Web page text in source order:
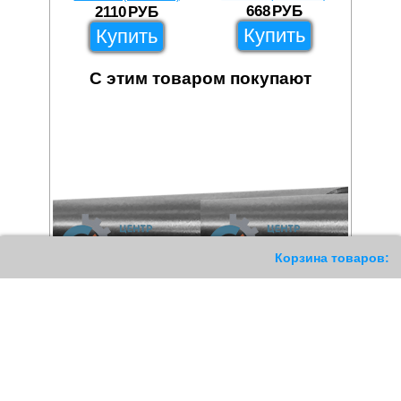
Корзина товаров:
2110РУБ
Купить
668РУБ
Купить
С этим товаром покупают